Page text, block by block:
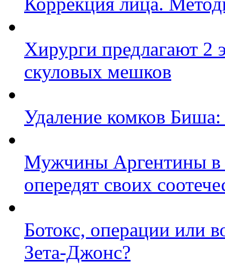
Хирурги предлагают 2
скуловых мешков
Удаление комков Биша:
Мужчины Аргентины в
опередят своих
Ботокс, операции или
Зета-Джонс?